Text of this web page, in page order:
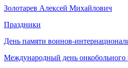
Золотарев Алексей Михайлович
Праздники
День памяти воинов-
Международный день онкобольного